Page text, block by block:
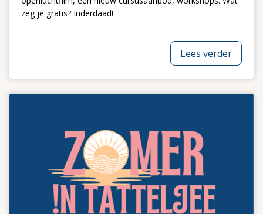
zeg je gratis? Inderdaad!
Lees verder